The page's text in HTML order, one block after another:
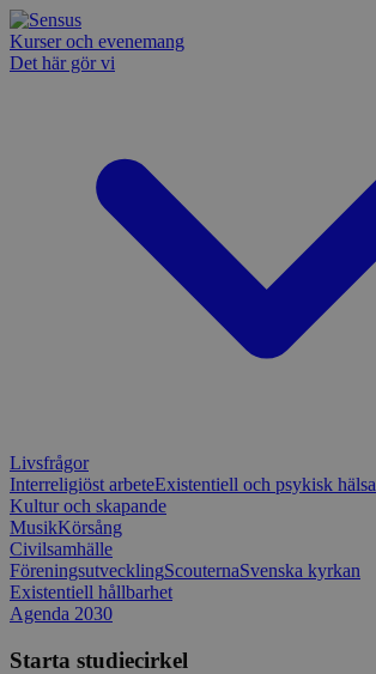
Kurser och evenemang
Det här gör vi
Livsfrågor
Interreligiöst arbeteExistentiell och psykisk hälsa
Kultur och skapande
MusikKörsång
Civilsamhälle
FöreningsutvecklingScouternaSvenska kyrkan
Existentiell hållbarhet
Agenda 2030
Starta studiecirkel